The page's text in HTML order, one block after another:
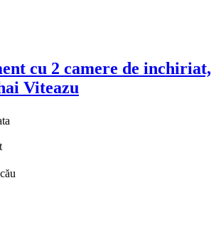
cu 2 camere de inchiriat,
Viteazu